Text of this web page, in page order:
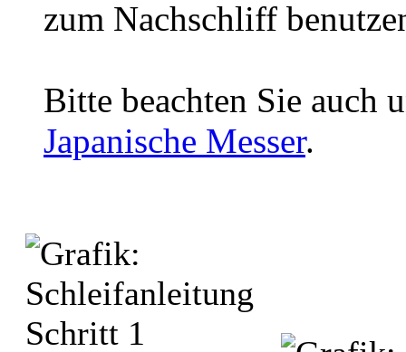
zum Nachschliff
Bitte beachten Sie auch
Japanische Messer.